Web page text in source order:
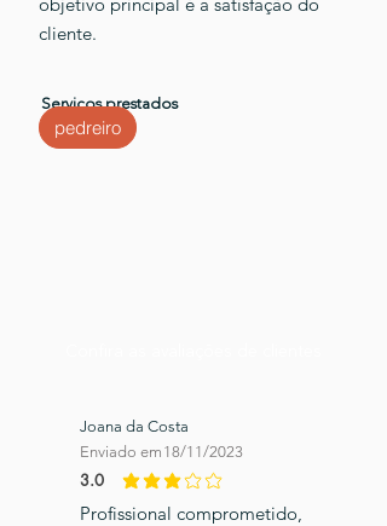
cliente.
Serviços prestados
pedreiro
3.0
classificação média é 3 de 5
Profissional comprometido,
Joana da Costa
Enviado em 18/11/2023